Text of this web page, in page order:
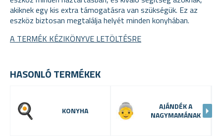
akiknek egy kis extra támogatásra van szükségük. Ez az
eszköz biztosan megtalálja helyét minden konyhában.
A TERMÉK KÉZIKÖNYVE LETÖLTÉSRE
HASONLÓ TERMÉKEK
KONYHA
AJÁNDÉK A
NAGYMAMÁNAK